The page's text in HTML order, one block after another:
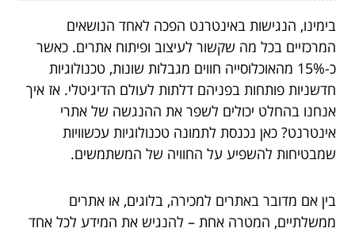
בימינו, הנגישות באינטרנט הפכה לאחד הנושאים
המרכזיים בכל מה שקשור לעיצוב ופיתוח אתרים. כאשר
כ-15% מהאוכלוסייה חווים מגבלות שונות, טכנולוגיות
חדשניות פותחות בפניהם דלתות לעולם הדיגיטלי. אז איך
אנחנו בהחלט יכולים לשפר את ההנגשה של אתרי
אינטרנט? כאן נכנסת לתמונה טכנולוגיות עכשוויות
שמבטיחות להשפיע על החוויה של המשתמשים.
בין אם מדובר באתרים למכירה, בלוגים, או אתרים
ממשלתיים, המטרה אחת – להנגיש את המידע לכל אחד